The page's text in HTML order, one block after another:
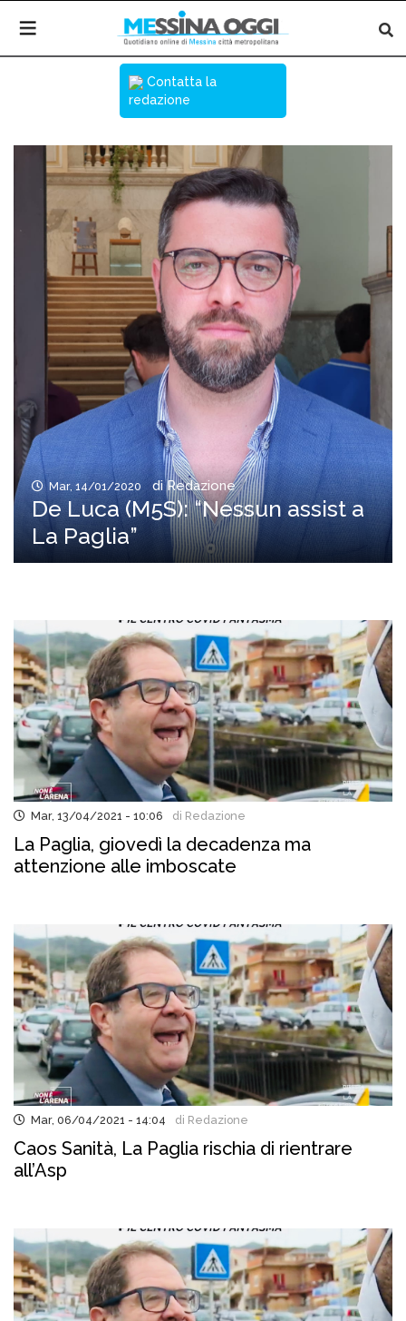
Contatta la
redazione
Mar, 14/01/2020 di Redazione
De Luca (M5S): “Nessun assist a
La Paglia”
Mar, 13/04/2021 - 10:06 di Redazione
La Paglia, giovedì la decadenza ma
attenzione alle imboscate
Mar, 06/04/2021 - 14:04 di Redazione
Caos Sanità, La Paglia rischia di rientrare
all’Asp